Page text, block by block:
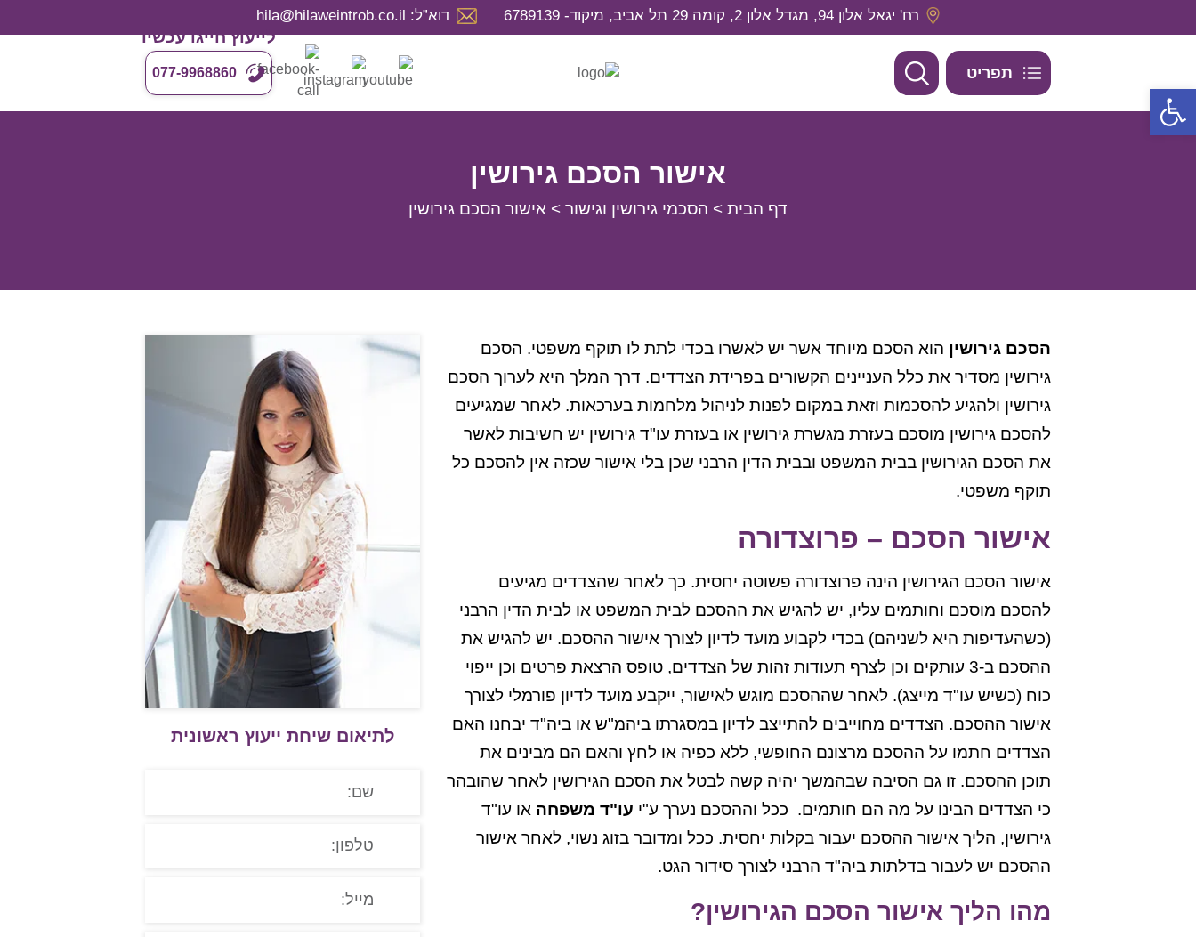
רח' יגאל אלון 94, מגדל אלון 2, קומה 29 תל אביב, מיקוד- 6789139 דוא”ל: hila@hilaweintrob.co.il
תפריט
לייעוץ חייגו עכשיו
077-9968860
אישור הסכם גירושין
דף הבית > הסכמי גירושין וגישור > אישור הסכם גירושין
הסכם גירושין הוא הסכם מיוחד אשר יש לאשרו בכדי לתת לו תוקף משפטי. הסכם
גירושין מסדיר את כלל העניינים הקשורים בפרידת הצדדים. דרך המלך היא לערוך הסכם
גירושין ולהגיע להסכמות וזאת במקום לפנות לניהול מלחמות בערכאות. לאחר שמגיעים
להסכם גירושין מוסכם בעזרת מגשרת גירושין או בעזרת עו"ד גירושין יש חשיבות לאשר
את הסכם הגירושין בבית המשפט ובבית הדין הרבני שכן בלי אישור שכזה אין להסכם כל
תוקף משפטי.
אישור הסכם – פרוצדורה
אישור הסכם הגירושין הינה פרוצדורה פשוטה יחסית. כך לאחר שהצדדים מגיעים
להסכם מוסכם וחותמים עליו, יש להגיש את ההסכם לבית המשפט או לבית הדין הרבני
(כשהעדיפות היא לשניהם) בכדי לקבוע מועד לדיון לצורך אישור ההסכם. יש להגיש את
ההסכם ב-3 עותקים וכן לצרף תעודות זהות של הצדדים, טופס הרצאת פרטים וכן ייפוי
כוח (כשיש עו"ד מייצג). לאחר שההסכם מוגש לאישור, ייקבע מועד לדיון פורמלי לצורך
אישור ההסכם. הצדדים מחוייבים להתייצב לדיון במסגרתו ביהמ"ש או ביה"ד יבחנו האם
הצדדים חתמו על ההסכם מרצונם החופשי, ללא כפיה או לחץ והאם הם מבינים את
תוכן ההסכם. זו גם הסיבה שבהמשך יהיה קשה לבטל את הסכם הגירושין לאחר שהובהר
כי הצדדים הבינו על מה הם חותמים. ככל וההסכם נערך ע"י עו"ד משפחה או עו"ד
גירושין, הליך אישור ההסכם יעבור בקלות יחסית. ככל ומדובר בזוג נשוי, לאחר אישור
ההסכם יש לעבור בדלתות ביה"ד הרבני לצורך סידור הגט.
מהו הליך אישור הסכם הגירושין?
לתיאום שיחת ייעוץ ראשונית
פתח סרגל נגישות